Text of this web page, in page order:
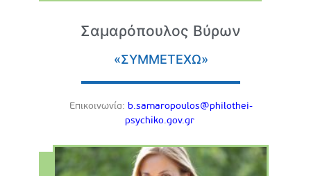
Σαμαρόπουλος Βύρων
«ΣΥΜΜΕΤΕΧΩ»
Eπικοινωνία: b.samaropoulos@philothei-
psychiko.gov.gr